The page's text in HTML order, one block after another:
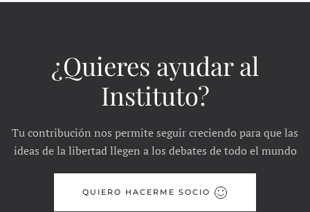
¿Quieres ayudar al
Instituto?
Tu contribución nos permite seguir creciendo para que las
ideas de la libertad llegen a los debates de todo el mundo
QUIERO HACERME SOCIO